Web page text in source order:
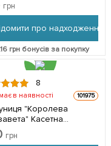
грн
про надходження
грн бонусів за покупку
8
в наявності 101975
"Королева
Касетна
(ремонтантний
сорт,
грн